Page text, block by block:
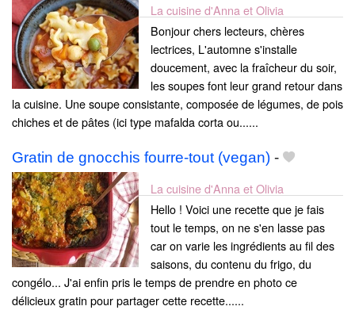
La cuisine d'Anna et Olivia
Bonjour chers lecteurs, chères
lectrices, L'automne s'installe
doucement, avec la fraîcheur du soir,
les soupes font leur grand retour dans
la cuisine. Une soupe consistante, composée de légumes, de pois
chiches et de pâtes (ici type mafalda corta ou......
Gratin de gnocchis fourre-tout (vegan) -
La cuisine d'Anna et Olivia
Hello ! Voici une recette que je fais
tout le temps, on ne s'en lasse pas
car on varie les ingrédients au fil des
saisons, du contenu du frigo, du
congélo... J'ai enfin pris le temps de prendre en photo ce
délicieux gratin pour partager cette recette......